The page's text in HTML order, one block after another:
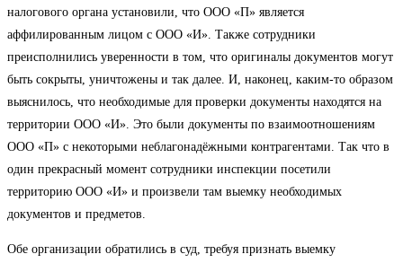
налогового органа установили, что ООО «П» является
аффилированным лицом с ООО «И». Также сотрудники
преисполнились уверенности в том, что оригиналы документов могут
быть сокрыты, уничтожены и так далее. И, наконец, каким-то образом
выяснилось, что необходимые для проверки документы находятся на
территории ООО «И». Это были документы по взаимоотношениям
ООО «П» с некоторыми неблагонадёжными контрагентами. Так что в
один прекрасный момент сотрудники инспекции посетили
территорию ООО «И» и произвели там выемку необходимых
документов и предметов.
Обе организации обратились в суд, требуя признать выемку